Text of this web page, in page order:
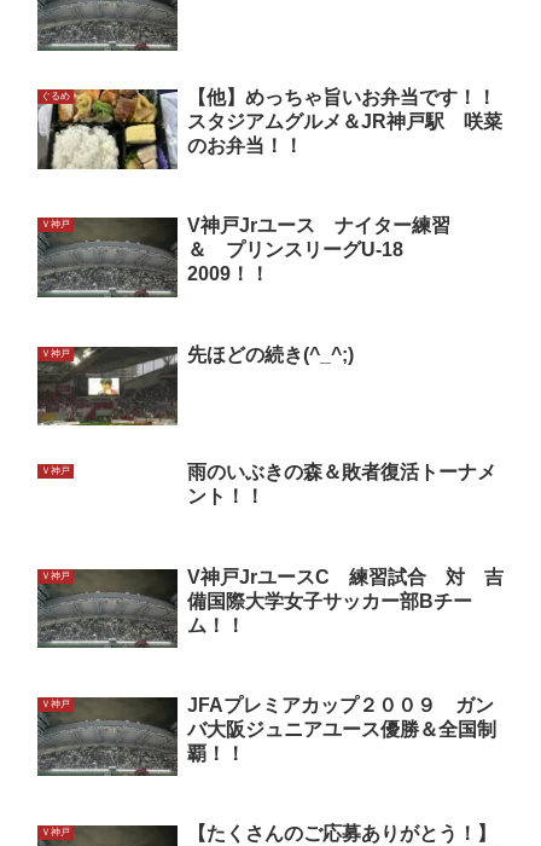
ぐるめ
【他】めっちゃ旨いお弁当です！！
スタジアムグルメ＆JR神戸駅 咲菜
のお弁当！！
Ｖ神戸
V神戸Jrユース ナイター練習
＆ プリンスリーグU-18
2009！！
Ｖ神戸 先ほどの続き(^_^;)
Ｖ神戸
雨のいぶきの森＆敗者復活トーナメ
ント！！
Ｖ神戸
V神戸JrユースC 練習試合 対 吉
備国際大学女子サッカー部Bチー
ム！！
Ｖ神戸
JFAプレミアカップ２００９ ガン
バ大阪ジュニアユース優勝＆全国制
覇！！
Ｖ神戸
【たくさんのご応募ありがとう！】